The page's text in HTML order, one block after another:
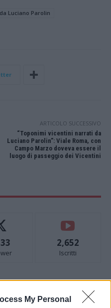
My Personal
Luciano Parolin
ARTICOLO SUCCESSIVO
“Toponimi vicentini narrati da
Luciano Parolin”: Viale Roma, con
Campo Marzo doveva essere il
luogo di passeggio dei Vicentini
2,652
Iscritti